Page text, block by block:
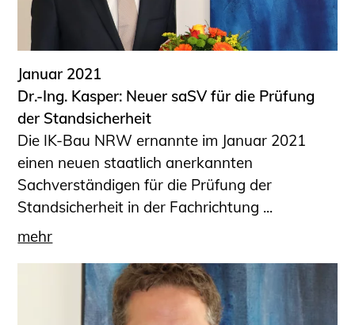
Januar 2021
Dr.-Ing. Kasper: Neuer saSV für die Prüfung
der Standsicherheit
Die IK-Bau NRW ernannte im Januar 2021
einen neuen staatlich anerkannten
Sachverständigen für die Prüfung der
Standsicherheit in der Fachrichtung ...
mehr